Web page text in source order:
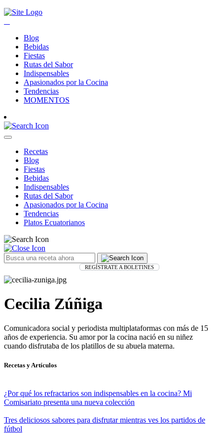
Blog
Bebidas
Fiestas
Rutas del Sabor
Indispensables
Apasionados por la Cocina
Tendencias
MOMENTOS
Recetas
Blog
Fiestas
Bebidas
Indispensables
Rutas del Sabor
Apasionados por la Cocina
Tendencias
Platos Ecuatorianos
REGÍSTRATE A BOLETINES
Cecilia Zúñiga
Comunicadora social y periodista multiplataformas con más de 15
años de experiencia. Su amor por la cocina nació en su niñez
cuando disfrutaba de los platillos de su abuela materna.
Recetas y Artículos
¿Por qué los refractarios son indispensables en la cocina? Mi
Comisariato presenta una nueva colección
Tres deliciosos sabores para disfrutar mientras ves los partidos de
fútbol